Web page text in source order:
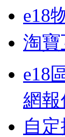
e18
淘
e18
網報
自